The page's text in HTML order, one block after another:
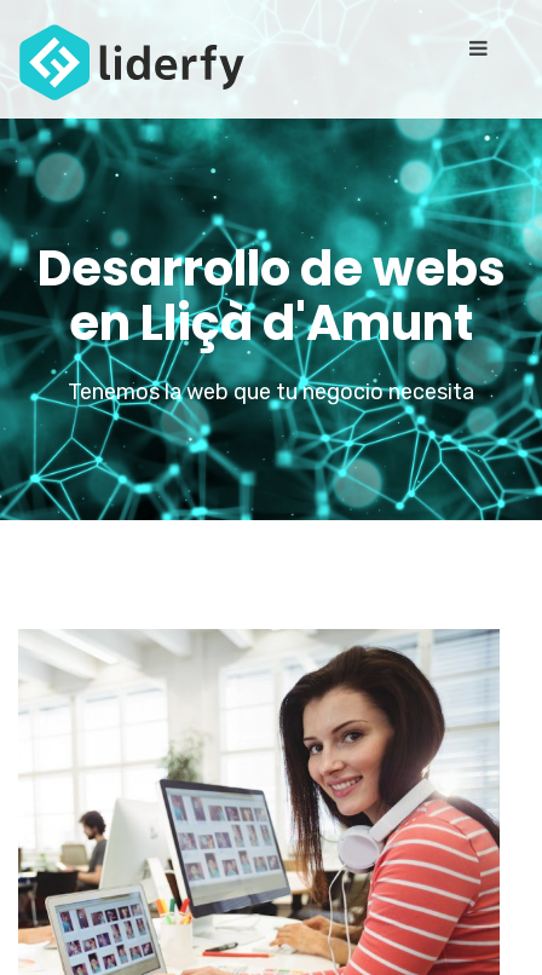
Desarrollo de webs
en Lliçà d'Amunt
Tenemos la web que tu negocio necesita